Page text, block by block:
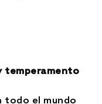
temperamento
todo el mundo